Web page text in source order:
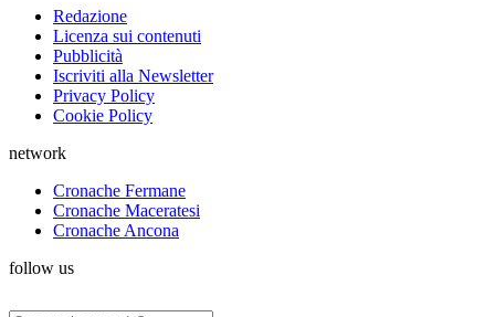
Redazione
Licenza sui contenuti
Pubblicità
Iscriviti alla Newsletter
Privacy Policy
Cookie Policy
network
Cronache Fermane
Cronache Maceratesi
Cronache Ancona
follow us